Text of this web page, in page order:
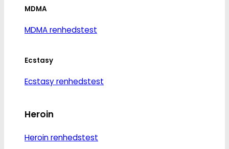
MDMA
MDMA renhedstest
Ecstasy
Ecstasy renhedstest
Heroin
Heroin renhedstest